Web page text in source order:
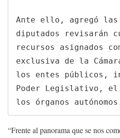
Ante ello, agregó
diputados revisarán
recursos asignados
exclusiva de la
los entes públicos,
Poder Legislativo,
los órganos
“Frente al panorama que se nos